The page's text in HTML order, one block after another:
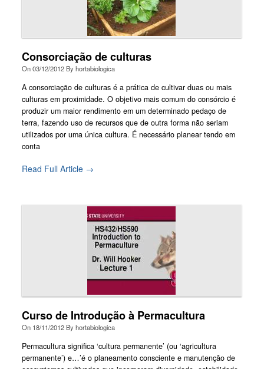
Consorciação de culturas
On03/12/2012Byhortabiologica
A consorciação de culturas é a prática de cultivar duas ou mais
culturas em proximidade. O objetivo mais comum do consórcio é
produzir um maior rendimento em um determinado pedaço de
terra, fazendo uso de recursos que de outra forma não seriam
utilizados por uma única cultura. É necessário planear tendo em
conta
Read Full Article →
Curso de Introdução à Permacultura
On 18/11/2012Byhortabiologica
Permacultura significa ‘cultura permanente’ (ou ‘agricultura
permanente’) e…’é o planeamento consciente e manutenção de